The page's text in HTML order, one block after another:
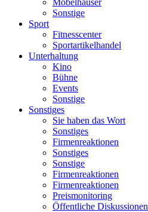
Sonstige
Sport
Fitnesscenter
Sportartikelhandel
Unterhaltung
Kino
Bühne
Events
Sonstige
Sonstiges
Sie haben das Wort
Sonstiges
Firmenreaktionen
Sonstiges
Sonstige
Firmenreaktionen
Firmenreaktionen
Preismonitoring
Öffentliche Diskussionen